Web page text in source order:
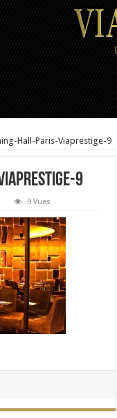
Hall-Paris-Viaprestige-9
9
9 Vues